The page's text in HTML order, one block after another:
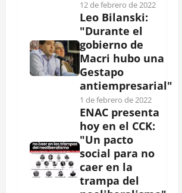
12 de febrero de 2022
Leo Bilanski:
"Durante el
gobierno de
Macri hubo una
Gestapo
antiempresarial"
1 de febrero de 2022
ENAC presenta
hoy en el CCK:
"Un pacto
social para no
caer en la
trampa del